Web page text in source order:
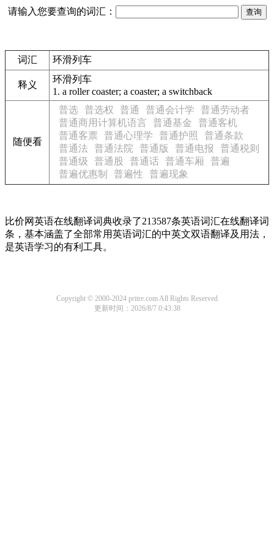
请输入您要查询的词汇：
词汇 环滑列车
释义
环滑列车
1. a roller coaster; a coaster; a switchback
随便看
普选 普选权 普通 普通会计学
普通劳动者
普通商用计算机语言
普通基金
普通客机
普通客票
普通心理学 普通护照
普通条款
普通法 普通法院 普通版 普通电报
普通税则
普通级
普通股 普通话 普通车厢
普遍
普遍优惠制
普遍性 普遍现象
比价网英语在线翻译词典收录了213587条英语词汇在线翻译词
条，基本涵盖了全部常用英语词汇的中英文双语翻译及用法，
是英语学习的有利工具。
Copyright © 2000-2024 pritre.com All Rights Reserved
更新时间：2026/8/7 0:43:38